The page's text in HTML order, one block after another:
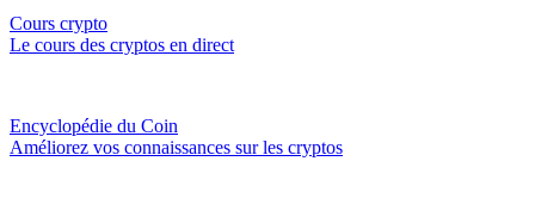
Cours crypto
Le cours des cryptos en direct
Encyclopédie du Coin
Améliorez vos connaissances sur les cryptos